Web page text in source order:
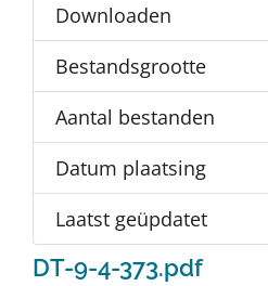
Over Dth
Contact
Downloaden
Bestandsgrootte
Aantal bestanden
Datum plaatsing
Laatst geüpdatet
DT-9-4-373.pdf